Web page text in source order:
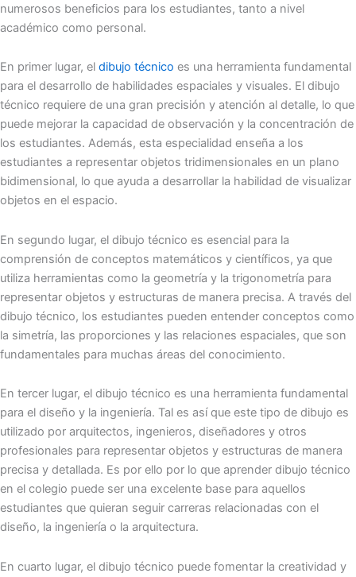
numerosos beneficios para los estudiantes, tanto a nivel
académico como personal.
En primer lugar, el dibujo técnico es una herramienta fundamental
para el desarrollo de habilidades espaciales y visuales. El dibujo
técnico requiere de una gran precisión y atención al detalle, lo que
puede mejorar la capacidad de observación y la concentración de
los estudiantes. Además, esta especialidad enseña a los
estudiantes a representar objetos tridimensionales en un plano
bidimensional, lo que ayuda a desarrollar la habilidad de visualizar
objetos en el espacio.
En segundo lugar, el dibujo técnico es esencial para la
comprensión de conceptos matemáticos y científicos, ya que
utiliza herramientas como la geometría y la trigonometría para
representar objetos y estructuras de manera precisa. A través del
dibujo técnico, los estudiantes pueden entender conceptos como
la simetría, las proporciones y las relaciones espaciales, que son
fundamentales para muchas áreas del conocimiento.
En tercer lugar, el dibujo técnico es una herramienta fundamental
para el diseño y la ingeniería. Tal es así que este tipo de dibujo es
utilizado por arquitectos, ingenieros, diseñadores y otros
profesionales para representar objetos y estructuras de manera
precisa y detallada. Es por ello por lo que aprender dibujo técnico
en el colegio puede ser una excelente base para aquellos
estudiantes que quieran seguir carreras relacionadas con el
diseño, la ingeniería o la arquitectura.
En cuarto lugar, el dibujo técnico puede fomentar la creatividad y